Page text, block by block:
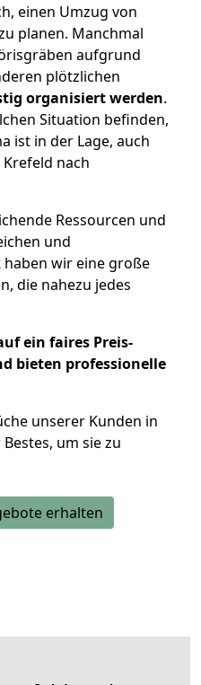
einen Umzug von
planen. Manchmal
aufgrund
plötzlichen
organisiert werden.
Situation befinden,
ist in der Lage, auch
nach
Ressourcen und
und
haben wir eine große
die nahezu jedes
ein faires Preis-
bieten professionelle
unserer Kunden in
um sie zu
erhalten